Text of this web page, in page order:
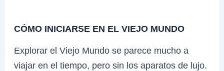
CÓMO INICIARSE EN EL VIEJO MUNDO
Explorar el Viejo Mundo se parece mucho a
viajar en el tiempo, pero sin los aparatos de lujo.